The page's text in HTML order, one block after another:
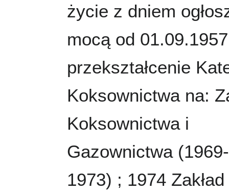
życie z dniem
mocą od
przekształcenie
Koksownictwa na:
Koksownictwa i
Gazownictwa (1969-
1973) ; 1974 Zakład